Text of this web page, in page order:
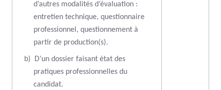
d’autres modalités d’évaluation :
entretien technique, questionnaire
professionnel, questionnement à
partir de production(s).
b)
D’un dossier faisant état des
pratiques professionnelles du
candidat.